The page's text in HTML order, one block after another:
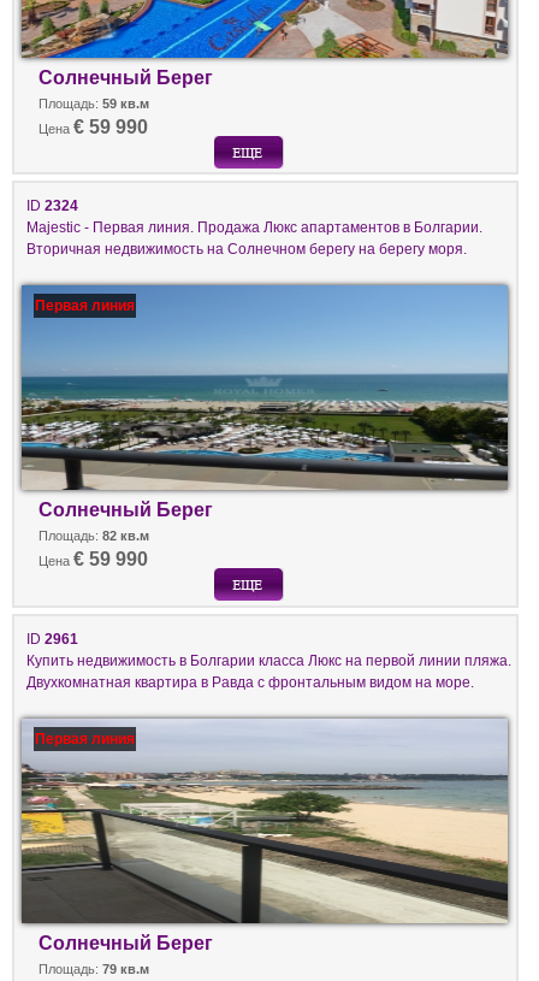
Солнечный Берег
Площадь: 59 кв.м
Цена € 59 990
ID 2324
Majestic - Первая линия. Продажа Люкс апартаментов в Болгарии.
Вторичная недвижимость на Солнечном берегу на берегу моря.
Первая линия
Солнечный Берег
Площадь: 82 кв.м
Цена € 59 990
ID 2961
Купить недвижимость в Болгарии класса Люкс на первой линии пляжа.
Двухкомнатная квартира в Равда с фронтальным видом на море.
Первая линия
Солнечный Берег
Площадь: 79 кв.м